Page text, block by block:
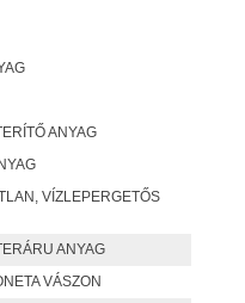
ANYAG
VÍZLEPERGETŐS
ANYAG
VÁSZON